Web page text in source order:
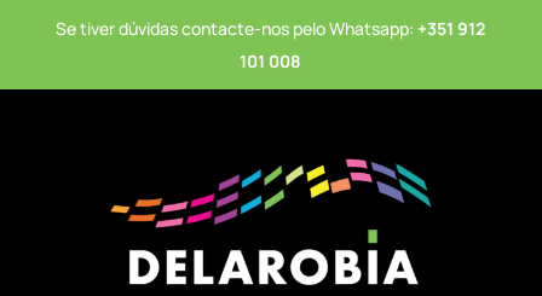
Se tiver dúvidas contacte-nos pelo Whatsapp: +351 912
101 008